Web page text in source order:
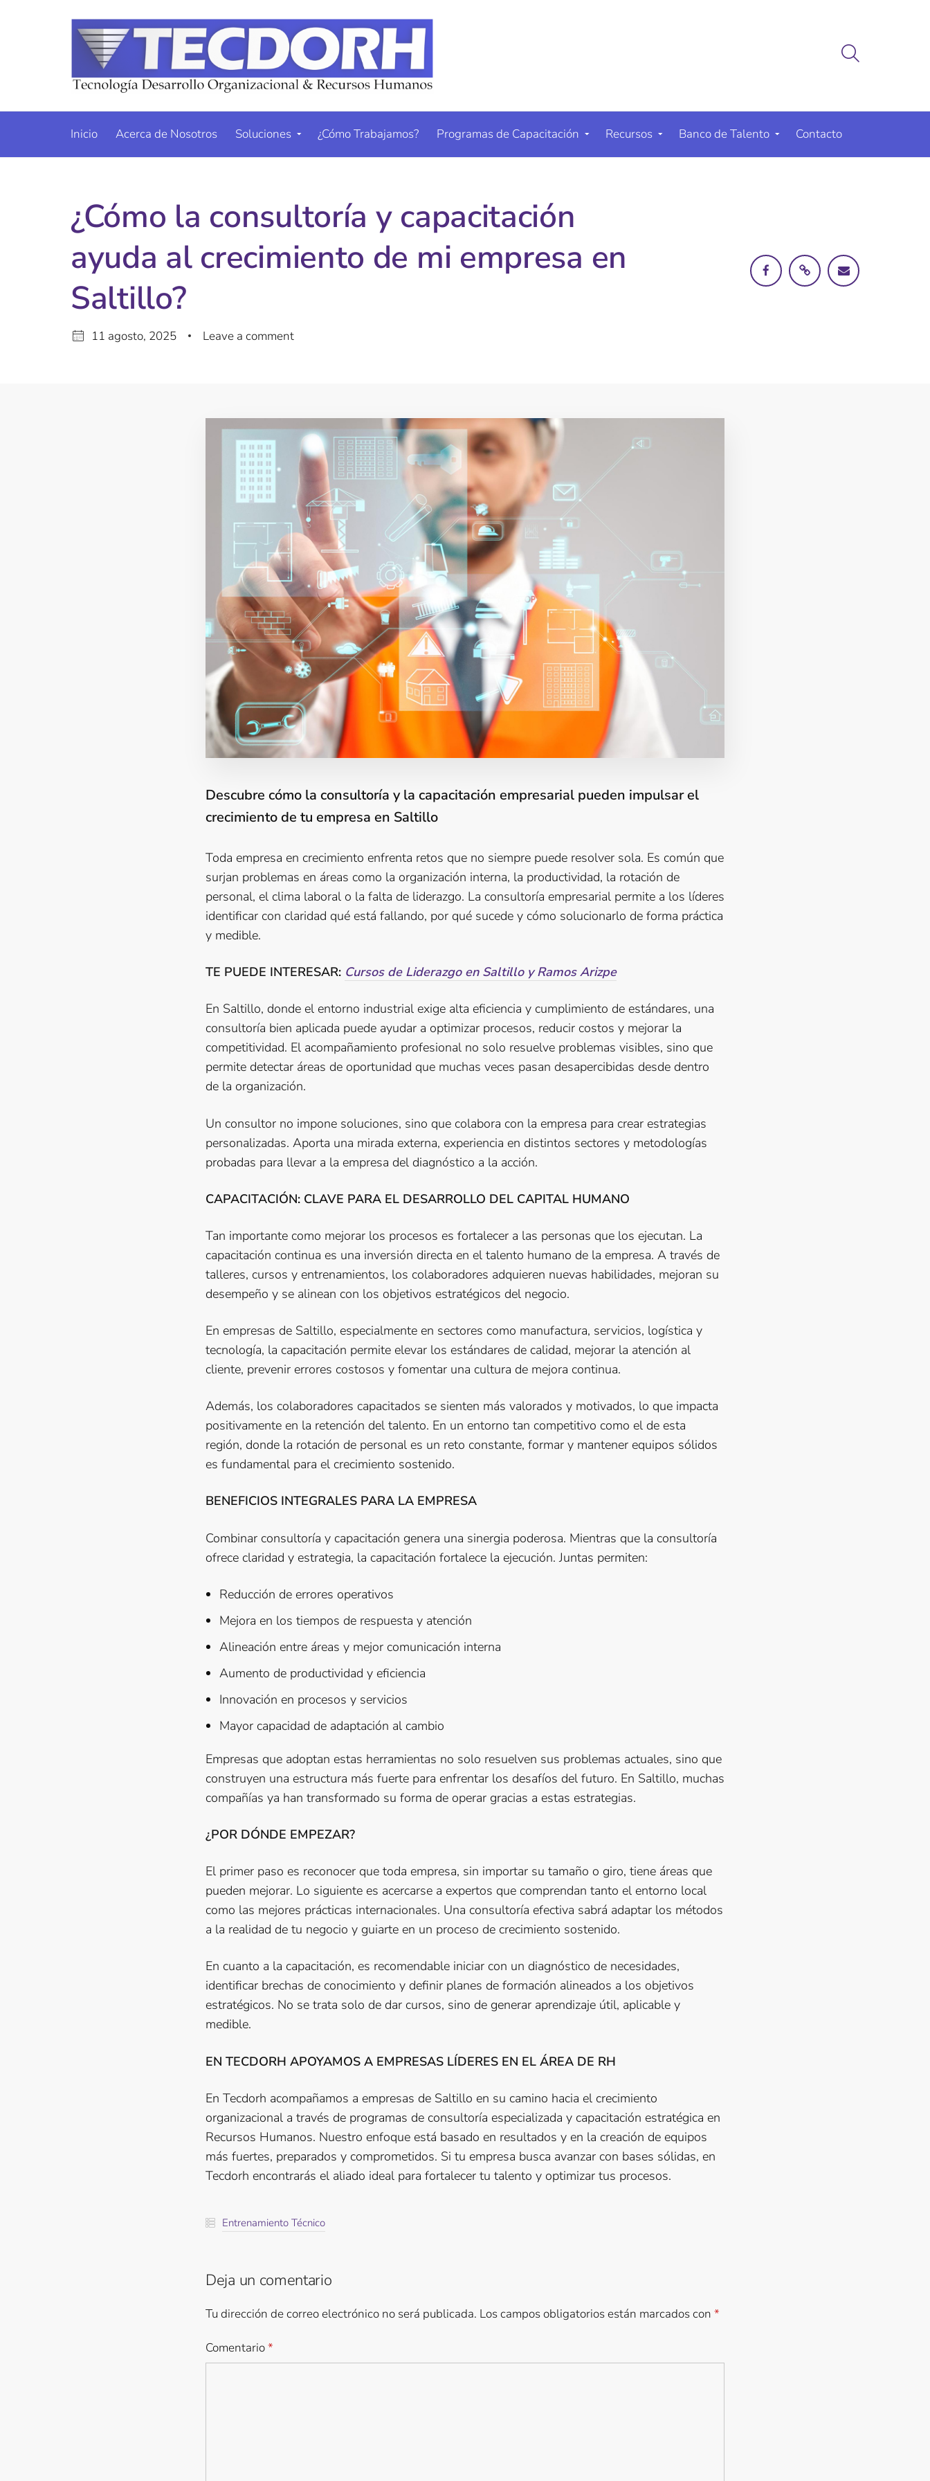
Inicio Acerca de Nosotros Soluciones ¿Cómo Trabajamos? Programas de Capacitación Recursos Banco de Talento Contacto
¿Cómo la consultoría y capacitación
ayuda al crecimiento de mi empresa en
Saltillo?
11 agosto, 2025 Leave a comment
Descubre cómo la consultoría y la capacitación empresarial pueden impulsar el
crecimiento de tu empresa en Saltillo
Toda empresa en crecimiento enfrenta retos que no siempre puede resolver sola. Es común que
surjan problemas en áreas como la organización interna, la productividad, la rotación de
personal, el clima laboral o la falta de liderazgo. La consultoría empresarial permite a los líderes
identificar con claridad qué está fallando, por qué sucede y cómo solucionarlo de forma práctica
y medible.
TE PUEDE INTERESAR: Cursos de Liderazgo en Saltillo y Ramos Arizpe
En Saltillo, donde el entorno industrial exige alta eficiencia y cumplimiento de estándares, una
consultoría bien aplicada puede ayudar a optimizar procesos, reducir costos y mejorar la
competitividad. El acompañamiento profesional no solo resuelve problemas visibles, sino que
permite detectar áreas de oportunidad que muchas veces pasan desapercibidas desde dentro
de la organización.
Un consultor no impone soluciones, sino que colabora con la empresa para crear estrategias
personalizadas. Aporta una mirada externa, experiencia en distintos sectores y metodologías
probadas para llevar a la empresa del diagnóstico a la acción.
CAPACITACIÓN: CLAVE PARA EL DESARROLLO DEL CAPITAL HUMANO
Tan importante como mejorar los procesos es fortalecer a las personas que los ejecutan. La
capacitación continua es una inversión directa en el talento humano de la empresa. A través de
talleres, cursos y entrenamientos, los colaboradores adquieren nuevas habilidades, mejoran su
desempeño y se alinean con los objetivos estratégicos del negocio.
En empresas de Saltillo, especialmente en sectores como manufactura, servicios, logística y
tecnología, la capacitación permite elevar los estándares de calidad, mejorar la atención al
cliente, prevenir errores costosos y fomentar una cultura de mejora continua.
Además, los colaboradores capacitados se sienten más valorados y motivados, lo que impacta
positivamente en la retención del talento. En un entorno tan competitivo como el de esta
región, donde la rotación de personal es un reto constante, formar y mantener equipos sólidos
es fundamental para el crecimiento sostenido.
BENEFICIOS INTEGRALES PARA LA EMPRESA
Combinar consultoría y capacitación genera una sinergia poderosa. Mientras que la consultoría
ofrece claridad y estrategia, la capacitación fortalece la ejecución. Juntas permiten:
Reducción de errores operativos
Mejora en los tiempos de respuesta y atención
Alineación entre áreas y mejor comunicación interna
Aumento de productividad y eficiencia
Innovación en procesos y servicios
Mayor capacidad de adaptación al cambio
Empresas que adoptan estas herramientas no solo resuelven sus problemas actuales, sino que
construyen una estructura más fuerte para enfrentar los desafíos del futuro. En Saltillo, muchas
compañías ya han transformado su forma de operar gracias a estas estrategias.
¿POR DÓNDE EMPEZAR?
El primer paso es reconocer que toda empresa, sin importar su tamaño o giro, tiene áreas que
pueden mejorar. Lo siguiente es acercarse a expertos que comprendan tanto el entorno local
como las mejores prácticas internacionales. Una consultoría efectiva sabrá adaptar los métodos
a la realidad de tu negocio y guiarte en un proceso de crecimiento sostenido.
En cuanto a la capacitación, es recomendable iniciar con un diagnóstico de necesidades,
identificar brechas de conocimiento y definir planes de formación alineados a los objetivos
estratégicos. No se trata solo de dar cursos, sino de generar aprendizaje útil, aplicable y
medible.
EN TECDORH APOYAMOS A EMPRESAS LÍDERES EN EL ÁREA DE RH
En Tecdorh acompañamos a empresas de Saltillo en su camino hacia el crecimiento
organizacional a través de programas de consultoría especializada y capacitación estratégica en
Recursos Humanos. Nuestro enfoque está basado en resultados y en la creación de equipos
más fuertes, preparados y comprometidos. Si tu empresa busca avanzar con bases sólidas, en
Tecdorh encontrarás el aliado ideal para fortalecer tu talento y optimizar tus procesos.
Entrenamiento Técnico
Deja un comentario
Tu dirección de correo electrónico no será publicada. Los campos obligatorios están marcados con *
Comentario*